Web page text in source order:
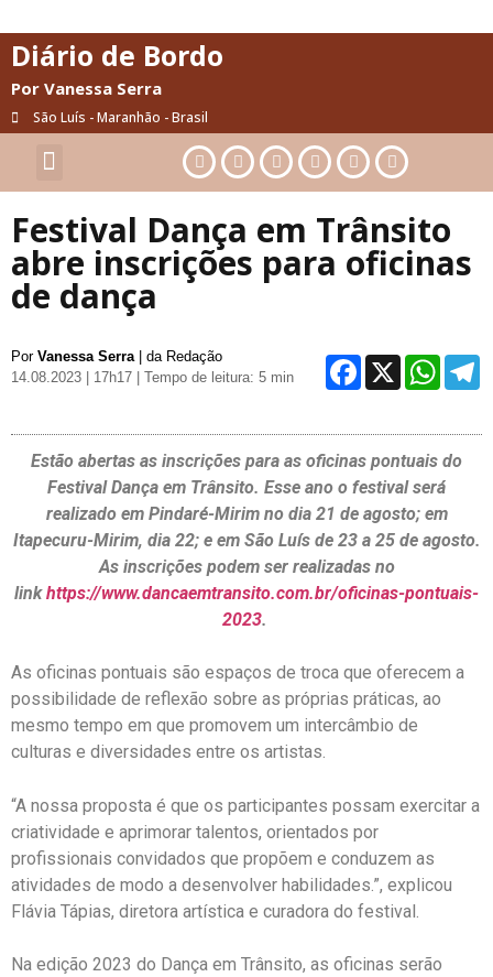
Diário de Bordo
Por Vanessa Serra
São Luís - Maranhão - Brasil
Festival Dança em Trânsito
abre inscrições para oficinas
de dança
Por Vanessa Serra | da Redação
14.08.2023 | 17h17
| Tempo de leitura: 5 min X
Estão abertas as inscrições para as oficinas pontuais do
Festival Dança em Trânsito. Esse ano o festival será
realizado em Pindaré-Mirim no dia 21 de agosto; em
Itapecuru-Mirim, dia 22; e em São Luís de 23 a 25 de agosto.
As inscrições podem ser realizadas no
linkhttps://www.dancaemtransito.com.br/oficinas-pontuais-
2023.
As oficinas pontuais são espaços de troca que oferecem a
possibilidade de reflexão sobre as próprias práticas, ao
mesmo tempo em que promovem um intercâmbio de
culturas e diversidades entre os artistas.
“A nossa proposta é que os participantes possam exercitar a
criatividade e aprimorar talentos, orientados por
profissionais convidados que propõem e conduzem as
atividades de modo a desenvolver habilidades.”, explicou
Flávia Tápias, diretora artística e curadora do festival.
Na edição 2023 do Dança em Trânsito, as oficinas serão